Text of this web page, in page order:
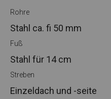
Rohre
Stahl ca. fi 50 mm
Fuß
Stahl für 14 cm
Streben
Einzeldach und -seite